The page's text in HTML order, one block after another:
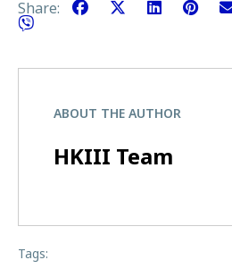
Share:
ABOUT THE AUTHOR
HKIII Team
Tags: